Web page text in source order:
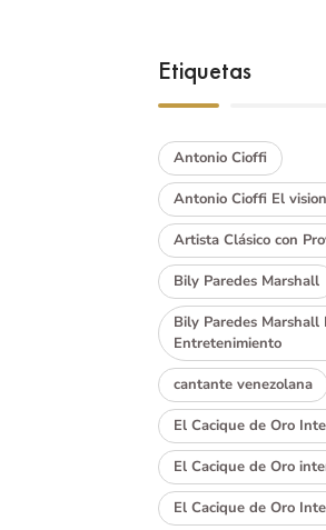
Etiquetas
Antonio Cioffi
Antonio Cioffi El
Artista Clásico con
Bily Paredes Marshall
Bily Paredes Marshall
Entretenimiento
cantante venezolana
El Cacique de Oro
El Cacique de Oro
El Cacique de Oro